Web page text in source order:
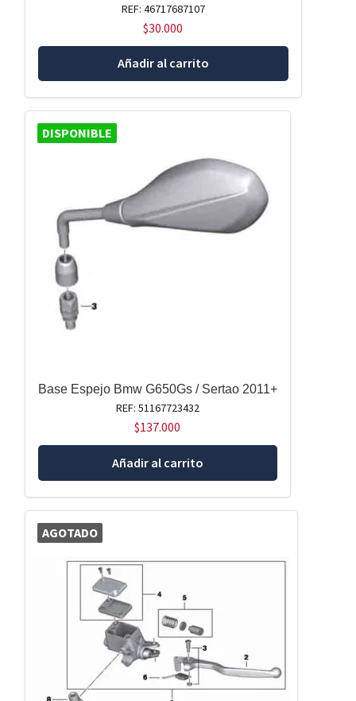
REF: 46717687107
$30.000
Añadir al carrito
DISPONIBLE
Base Espejo Bmw G650Gs / Sertao 2011+
REF: 51167723432
$137.000
Añadir al carrito
AGOTADO